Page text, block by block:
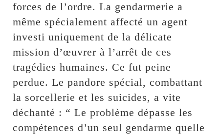
forces de l’ordre. La gendarmerie a
même spécialement affecté un agent
investi uniquement de la délicate
mission d’œuvrer à l’arrêt de ces
tragédies humaines. Ce fut peine
perdue. Le pandore spécial, combattant
la sorcellerie et les suicides, a vite
déchanté : “ Le problème dépasse les
compétences d’un seul gendarme quelle